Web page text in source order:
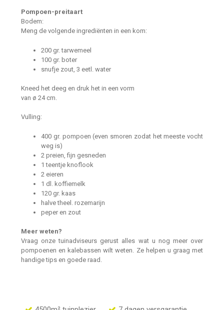
Pompoen-preitaart
Bodem:
Meng de volgende ingrediënten in een kom:
200 gr. tarwemeel
100 gr. boter
snufje zout, 3 eetl. water
Kneed het deeg en druk het in een vorm
van ø 24 cm.
Vulling:
400 gr. pompoen (even smoren zodat het meeste vocht
weg is)
2 preien, fijn gesneden
1 teentje knoflook
2 eieren
1 dl. koffiemelk
120 gr. kaas
halve theel. rozemarijn
peper en zout
Meer weten?
Vraag onze tuinadviseurs gerust alles wat u nog meer over
pompoenen en kalebassen wilt weten. Ze helpen u graag met
handige tips en goede raad.